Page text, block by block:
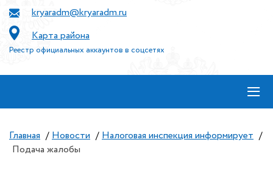
kryaradm@kryaradm.ru
Карта района
Реестр официальных аккаунтов в соцсетях
≡
Главная / Новости / Налоговая инспекция информирует /
Подача жалобы